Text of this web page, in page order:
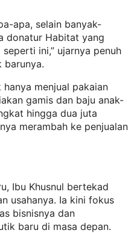
apa, selain banyak-
donatur Habitat yang
ini,” ujarnya penuh
barunya.
menjual pakaian
gamis dan baju anak-
hingga dua juta
merambah ke penjualan
Ibu Khusnul bertekad
usahanya. Ia kini fokus
bisnisnya dan
baru di masa depan.